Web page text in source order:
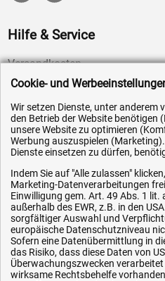
Hilfe & Service
Versandkosten
Zahlungsarten
Service
AGB / Widerrufsrecht
Datenschutz
Impressum
Karriere
OEM-Ersatzteile
Technik-Hilfe
Downloads
Kontakt
Cookie- und
Wir setzen Dienste, unter anderem
den Betrieb der Website benötigen
unsere Website zu optimieren
Werbung auszuspielen
Dienste einsetzen zu dürfen,
Indem Sie auf "Alle zulassen"
Marketing-Datenverarbeitungen
Einwilligung gem. Art. 49 Abs. 1 lit.
außerhalb des EWR, z.B. in den
sorgfältiger Auswahl und
europäische Datenschutzniveau
Sofern eine Datenübermittlung in
das Risiko, dass diese Daten von
Überwachungszwecken
wirksame Rechtsbehelfe